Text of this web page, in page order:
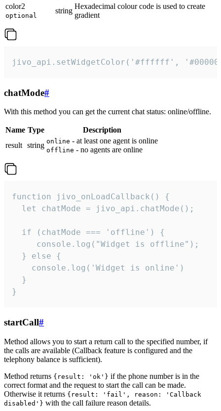
color2
optional
string
Hexadecimal colour code is used to create
gradient
jivo_api.setWidgetColor('#ffffff',
chatMode#
With this method you can get the current chat status: online/offline.
Name Type
Description
result string online - at least one agent is online
offline - no agents are online
function jivo_onLoadCallback() {
  let chatMode = jivo_api.chatMode();
  if (chatMode === 'offline') {
     console.log("Widget is offline");
  } else {
    console.log('Widget is online')
  }
}
startCall#
Method allows you to start a return call to the specified number, if
the calls are available (Callback feature is configured and the
telephony balance is sufficient).
Method returns {result: 'ok'} if the phone number is in the
correct format and the request to start the call can be made.
Otherwise it returns {result: 'fail', reason: 'Callback
disabled'} with the call failure reason details.